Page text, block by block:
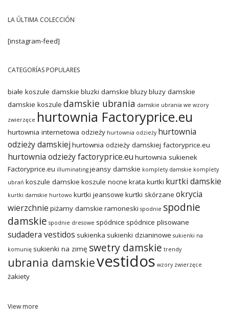
LA ÚLTIMA COLECCIÓN
[instagram-feed]
CATEGORÍAS POPULARES
białe koszule damskie bluzki damskie bluzybluzy damskie
damskie koszule damskie ubrania damskie ubrania we wzory
zwierzęce hurtownia Factoryprice.eu
hurtownia internetowa odzieży hurtownia odzieży hurtownia
odzieży damskiej hurtownia odzieży damskiej factoryprice.eu
hurtownia odzieży factoryprice.eu hurtownia sukienek
Factoryprice.eu illuminating jeansy damskie komplety damskie komplety
ubrań koszule damskie koszule nocne krata kurtki kurtki damskie
kurtki damskie hurtowo kurtki jeansowe kurtki skórzane okrycia
wierzchnie piżamy damskie ramoneski spodnie spodnie
damskie spodnie dresowe spódnice spódnice plisowane
sudadera vestidos sukienka sukienki dzianinowe sukienki na
komunię sukienki na zimę swetry damskie trendy
ubrania damskievestidos wzory zwierzęce
żakiety
View more